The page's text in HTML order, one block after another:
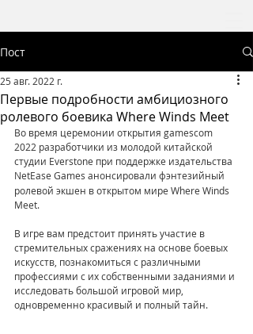
Пост
Первые подробности амбициозного
ролевого боевика Where Winds Meet
25 авг. 2022 г.
Во время церемонии открытия gamescom
2022 разработчики из молодой китайской
студии Everstone при поддержке издательства
NetEase Games анонсировали фэнтезийный
ролевой экшен в открытом мире Where Winds
Meet.
В игре вам предстоит принять участие в
стремительных сражениях на основе боевых
искусств, познакомиться с различными
профессиями с их собственными заданиями и
исследовать большой игровой мир,
одновременно красивый и полный тайн.